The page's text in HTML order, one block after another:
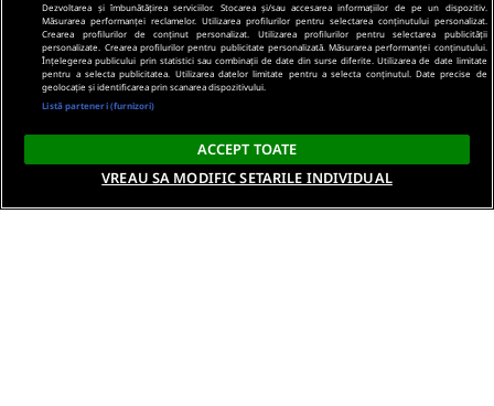
Dezvoltarea și îmbunătățirea serviciilor. Stocarea și/sau accesarea informațiilor de pe un dispozitiv.
Măsurarea performanței reclamelor. Utilizarea profilurilor pentru selectarea conținutului personalizat.
Crearea profilurilor de conținut personalizat. Utilizarea profilurilor pentru selectarea publicității
personalizate. Crearea profilurilor pentru publicitate personalizată. Măsurarea performanței conținutului.
Înțelegerea publicului prin statistici sau combinații de date din surse diferite. Utilizarea de date limitate
pentru a selecta publicitatea. Utilizarea datelor limitate pentru a selecta conținutul. Date precise de
geolocație și identificarea prin scanarea dispozitivului.
Listă parteneri (furnizori)
ACCEPT TOATE
VREAU SA MODIFIC SETARILE INDIVIDUAL